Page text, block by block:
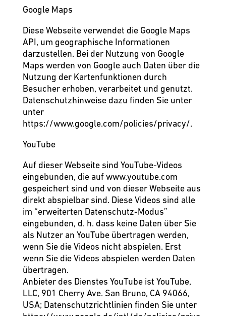
Google Maps
Diese Webseite verwendet die Google Maps
API, um geographische Informationen
darzustellen. Bei der Nutzung von Google
Maps werden von Google auch Daten über die
Nutzung der Kartenfunktionen durch
Besucher erhoben, verarbeitet und genutzt.
Datenschutzhinweise dazu finden Sie unter
unter
https://www.google.com/policies/privacy/.
YouTube
Auf dieser Webseite sind YouTube-Videos
eingebunden, die auf www.youtube.com
gespeichert sind und von dieser Webseite aus
direkt abspielbar sind. Diese Videos sind alle
im “erweiterten Datenschutz-Modus”
eingebunden, d. h. dass keine Daten über Sie
als Nutzer an YouTube übertragen werden,
wenn Sie die Videos nicht abspielen. Erst
wenn Sie die Videos abspielen werden Daten
übertragen.
Anbieter des Dienstes YouTube ist YouTube,
LLC, 901 Cherry Ave. San Bruno, CA 94066,
USA; Datenschutzrichtlinien finden Sie unter